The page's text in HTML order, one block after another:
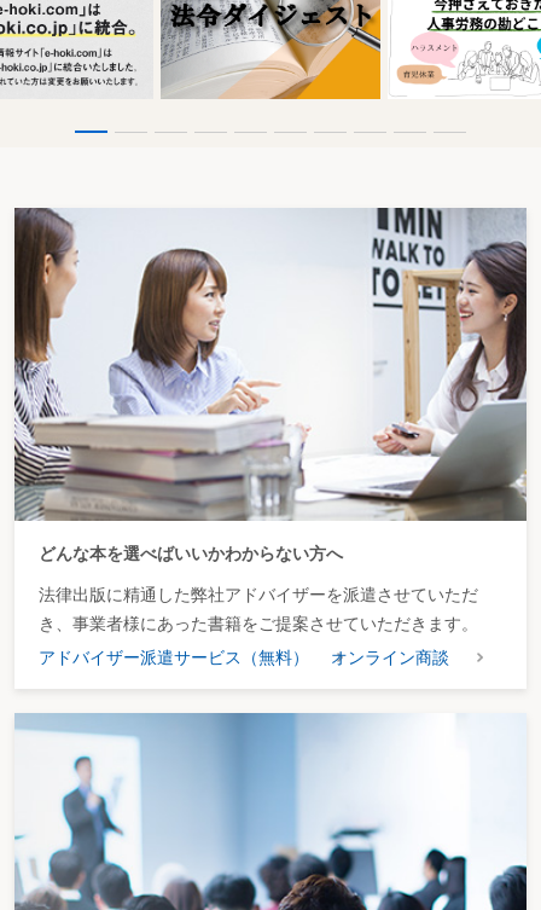
どんな本を選べばいいかわからない方へ
法律出版に精通した弊社アドバイザーを派遣させていただ
き、事業者様にあった書籍をご提案させていただきます。
アドバイザー派遣サービス（無料）
オンライン商談